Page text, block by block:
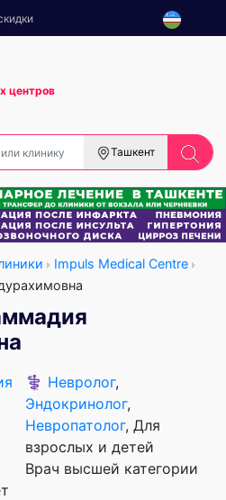
центров
Ташкент
Impuls Medical Centre
⚕️ Невролог,
Эндокринолог,
Невропатолог, Для
взрослых и детей
Врач высшей категории